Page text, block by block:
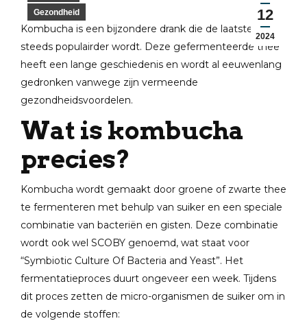
12
2024
Gezondheid
Kombucha is een bijzondere drank die de laatste jaren
steeds populairder wordt. Deze gefermenteerde thee
heeft een lange geschiedenis en wordt al eeuwenlang
gedronken vanwege zijn vermeende
gezondheidsvoordelen.
Wat is kombucha
precies?
Kombucha wordt gemaakt door groene of zwarte thee
te fermenteren met behulp van suiker en een speciale
combinatie van bacteriën en gisten. Deze combinatie
wordt ook wel SCOBY genoemd, wat staat voor
“Symbiotic Culture Of Bacteria and Yeast”. Het
fermentatieproces duurt ongeveer een week. Tijdens
dit proces zetten de micro-organismen de suiker om in
de volgende stoffen: